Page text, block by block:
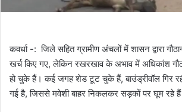
कवर्धा -: जिले सहित ग्रामीण अंचलों में शासन द्वारा
खर्च किए गए, लेकिन रखरखाव के अभाव में अधिकांश
हो चुके हैं। कई जगह शेड टूट चुके हैं, बाउंड्रीवॉल गिर रही
गई है, जिससे मवेशी बाहर निकलकर सड़कों पर घूम रहे